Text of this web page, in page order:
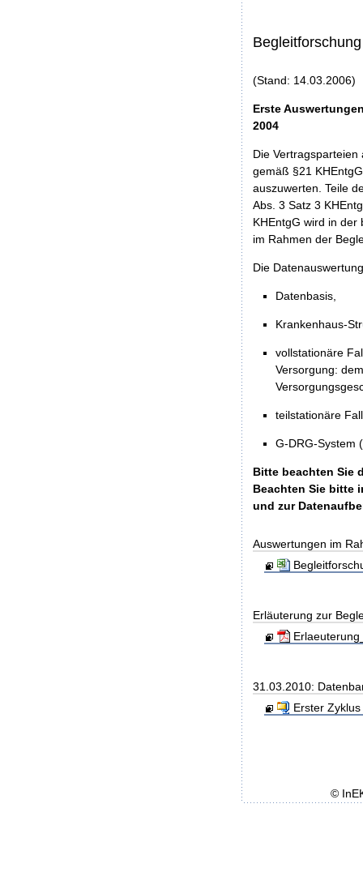
Begleitforschung
(Stand: 14.03.2006)
Erste
2004
Die
gemäß §21
auszuwerten. Teile
Abs. 3 Satz 3
KHEntgG wird in
im Rahmen der
Die
Datenbasis,
Krankenhaus-
vollstationäre
Versorgung:
teilstationäre
G-DRG-System
Bitte beachten Sie
Beachten Sie bitte
und zur
Auswertungen im
Erläuterung zur
31.03.2010:
Erster
©